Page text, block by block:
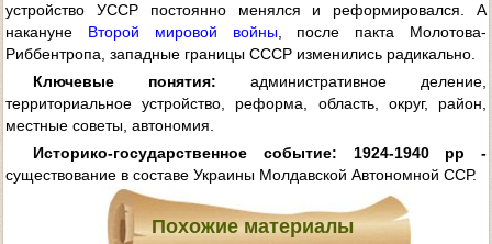
устройство УССР постоянно менялся и реформировался. А
накануне Второй мировой войны, после пакта Молотова-
Риббентропа, западные границы СССР изменились радикально.
Ключевые понятия: административное деление,
территориальное устройство, реформа, область, округ, район,
местные советы, автономия.
Историко-государственное событие: 1924-1940 pp -
существование в составе Украины Молдавской Автономной ССР.
Похожие материалы